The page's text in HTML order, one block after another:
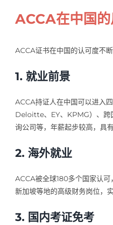
ACCA在中国
ACCA证书在中国的认可度不
1. 就业前景
ACCA持证人在中国可以进入
Deloitte、EY、KPMG）、跨
询公司等，年薪起步较高，具
2. 海外就业
ACCA被全球180多个国家认可
新加坡等地的高级财务岗位，
3. 国内考证免考